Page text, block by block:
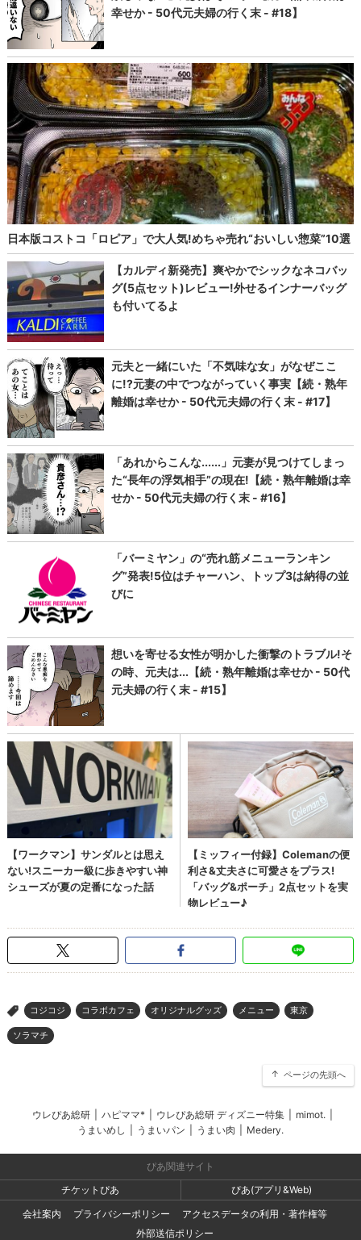
> コジコジ コラボカフェ オリジナルグッズ メニュー 東京
ソラマチ
ページの先頭へ
ウレぴあ総研 ハピママ* ウレぴあ総研 ディズニー特集 mimot.
うまいめし
うまいパン うまい肉 Medery.
ぴあ関連サイト
チケットぴあ
ぴあ(アプリ&Web)
会社案内
プライバシーポリシー
アクセスデータの利用・著作権等
外部送信ポリシー